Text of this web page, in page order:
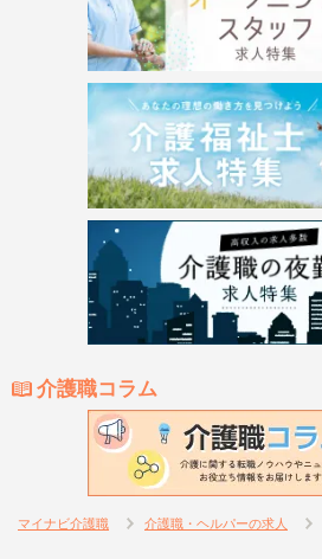
介護職コラム
マイナビ介護職 介護職・ヘルパーの求人